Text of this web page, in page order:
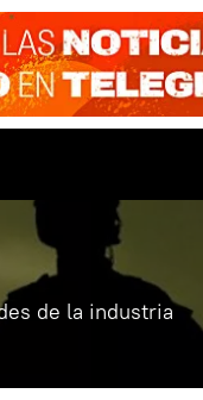
de la industria